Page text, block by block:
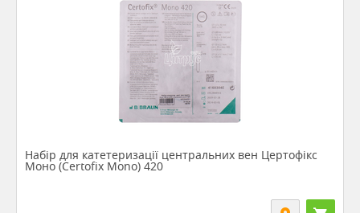
Набір для катетеризації центральних вен Цертофікс
Моно (Certofix Mono) 420